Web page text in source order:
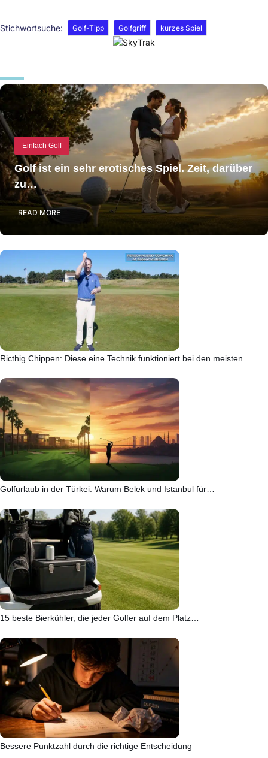
Stichwortsuche: Golf-Tipp Golfgriff kurzes Spiel
Einfach Golf
Golf ist ein sehr erotisches Spiel. Zeit, darüber
zu…
READ MORE
Ricthig Chippen: Diese eine Technik funktioniert bei den meisten…
Golfurlaub in der Türkei: Warum Belek und Istanbul für…
15 beste Bierkühler, die jeder Golfer auf dem Platz…
Bessere Punktzahl durch die richtige Entscheidung